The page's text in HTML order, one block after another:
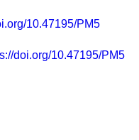
10.47195/PM5
doi.org/10.47195/PM5